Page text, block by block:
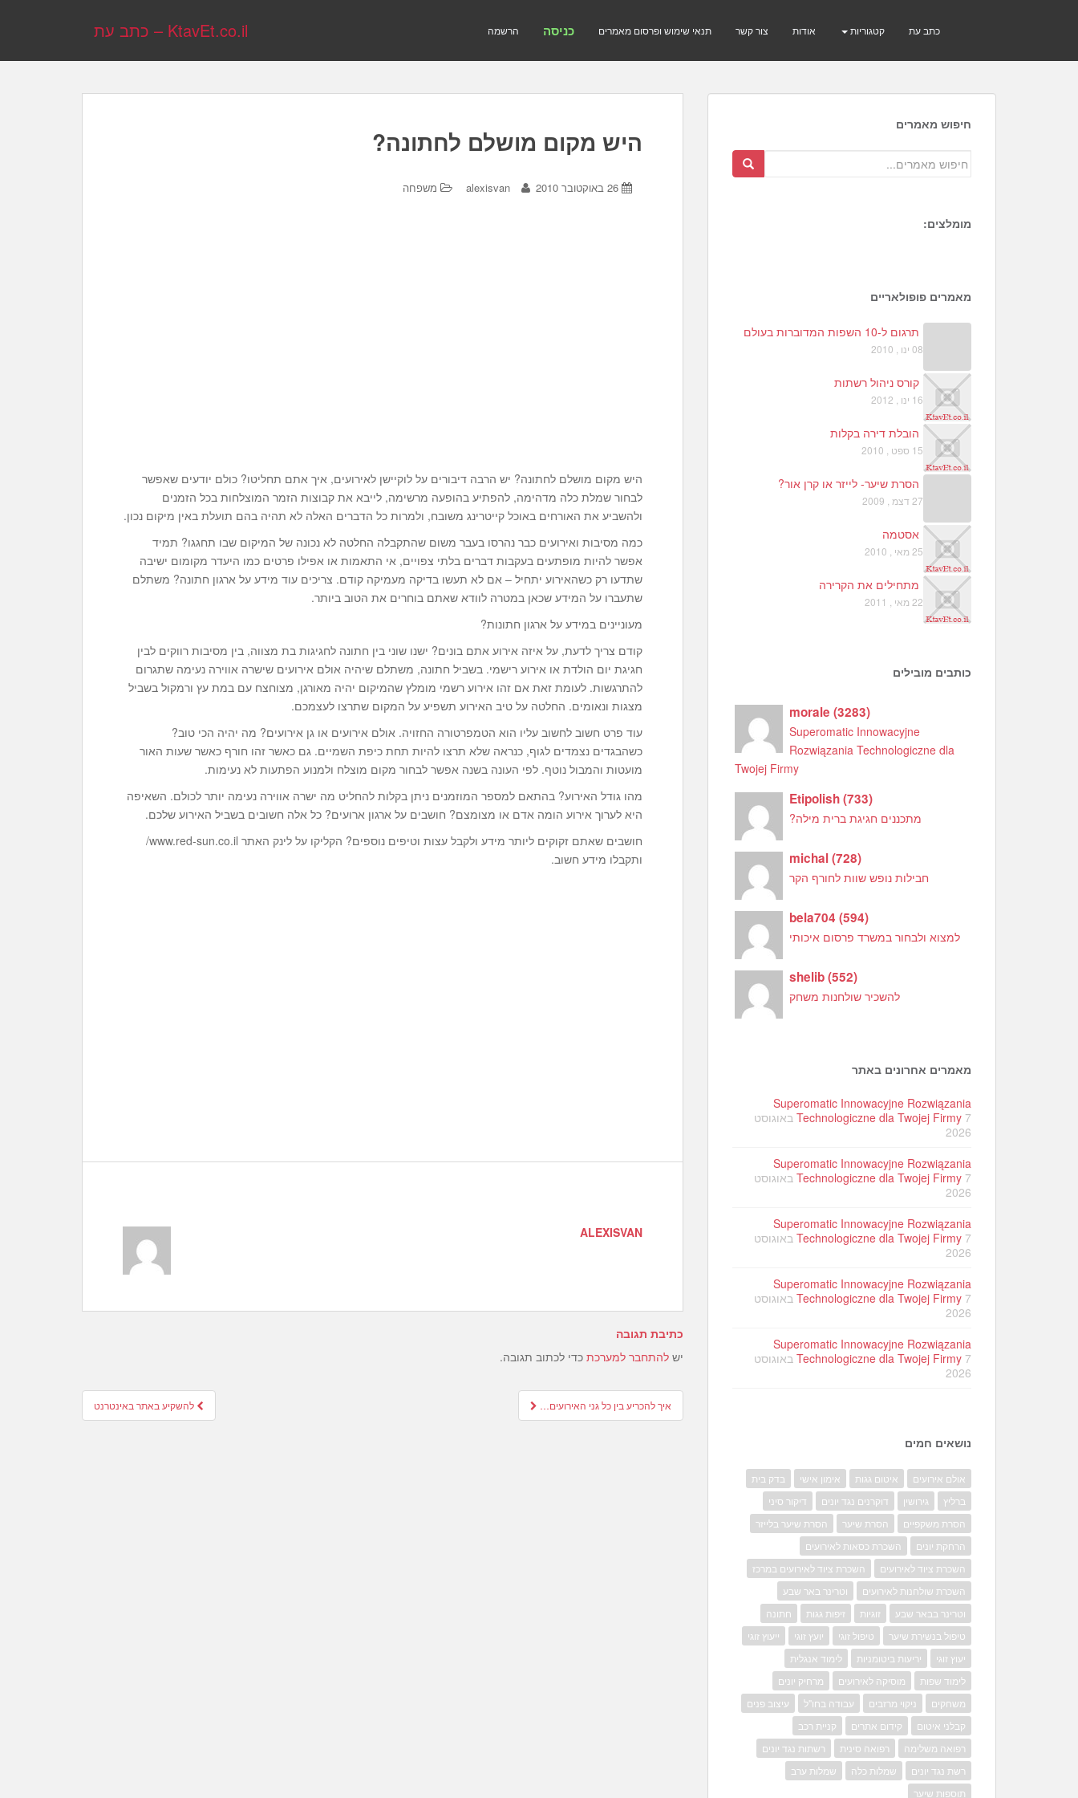
KtavEt.co.il – כתב עת הרשמה כניסה תנאי שימוש ופרסום מאמרים צור קשר אודות קטגוריות כתב עת
היש מקום מושלם לחתונה?
26 באוקטובר 2010 alexisvan משפחה
היש מקום מושלם לחתונה? יש הרבה דיבורים על לוקיישן לאירועים, איך אתם תחליטו? כולם יודעים שאפשר
לבחור שמלת כלה מדהימה, להפתיע בהופעה מרשימה, לייבא את קבוצות הזמר המוצלחות בכל הזמנים
ולהשביע את האורחים באוכל קייטרינג משובח, ולמרות כל הדברים האלה לא תהיה בהם תועלת באין מיקום נכון.
כמה מסיבות ואירועים כבר נהרסו בעבר משום שהתקבלה החלטה לא נכונה של המיקום שבו תחגגו? תמיד
אפשר להיות מופתעים בעקבות דברים בלתי צפויים, אי התאמות או אפילו פרטים כמו היעדר מקומום ישיבה
שתדעו רק כשהאירוע יתחיל – אם לא תעשו בדיקה מעמיקה קודם. צריכים עוד מידע על ארגון חתונה? משתלם
שתעברו על המידע שכאן במטרה לוודא שאתם בוחרים את הטוב ביותר.
מעוניינים במידע על ארגון חתונות?
קודם צריך לדעת, על איזה אירוע אתם בונים? ישנו שוני בין חתונה לחגיגות בת מצווה, בין מסיבות רווקים לבין
חגיגת יום הולדת או אירוע רישמי. בשביל חתונה, משתלם שיהיה אולם אירועים שישרה אווירה נעימה שתגרום
להתרגשות. לעומת זאת אם זהו אירוע רשמי מומלץ שהמיקום יהיה מאורגן, מצוחצח עם במת עץ ורמקול בשביל
מצגות ונאומים. החלטה על טיב האירוע תשפיע על המקום שתרצו לעצמכם.
עוד פרט חשוב לחשוב עליו הוא הטמפרטורה החזויה. אולם אירועים או גן אירועים? מה יהיה הכי טוב?
כשהבגדים נצמדים לגוף, כנראה שלא תרצו להיות תחת כיפת השמיים. גם כאשר זהו חורף כאשר שעות האור
מועטות והמבול נוטף. לפי העונה בשנה אפשר לבחור מקום מוצלח ולמנוע הפתעות לא נעימות.
מהו גודל האירוע? בהתאם למספר המוזמנים ניתן בקלות להחליט מה ישרה אווירה נעימה יותר לכולם. השאיפה
היא לערוך אירוע הומה אדם או מצומצם? חושבים על ארגון ארועים? כל אלה חשובים בשביל האירוע שלכם.
חושבים שאתם זקוקים ליותר מידע ולקבל עצות וטיפים נוספים? הקליקו על לינק האתר www.red-sun.co.il/
ותקבלו מידע חשוב.
ALEXISVAN
כתיבת תגובה
יש להתחבר למערכת כדי לכתוב תגובה.
Post
navigation
להשקיע באתר באינטרנט איך להכריע בין כל גני האירועים…
חיפוש מאמרים
מומלצים:
3
מאמרים פופולאריים
תרגום ל-10 השפות המדוברות בעולם
08 ינו , 2010
קורס ניהול רשתות
16 ינו , 2012
הובלת דירה בקלות
15 ספט , 2010
הסרת שיער- לייזר או קרן אור?
27 דצמ , 2009
אסטמה
25 מאי , 2010
מתחילים את הקרירה
22 מאי , 2011
כותבים מובילים
morale(3283)
Superomatic Innowacyjne
Rozwiązania Technologiczne dla
Twojej Firmy
Etipolish(733)
מתכננים חגיגת ברית מילה?
michal(728)
חבילות נופש שוות לחורף הקר
bela704(594)
למצוא ולבחור במשרד פרסום איכותי
shelib(552)
להשכיר שולחנות משחק
מאמרים אחרונים באתר
Superomatic Innowacyjne Rozwiązania
Technologiczne dla Twojej Firmy 7 באוגוסט
2026
Superomatic Innowacyjne Rozwiązania
Technologiczne dla Twojej Firmy 7 באוגוסט
2026
Superomatic Innowacyjne Rozwiązania
Technologiczne dla Twojej Firmy 7 באוגוסט
2026
Superomatic Innowacyjne Rozwiązania
Technologiczne dla Twojej Firmy 7 באוגוסט
2026
Superomatic Innowacyjne Rozwiązania
Technologiczne dla Twojej Firmy 7 באוגוסט
2026
נושאים חמים
אולם אירועים איטום גגות אימון אישי
בדק בית
ברליץ
גירושין דוקרנים נגד יונים
דיקור סיני
הסרת משקפיים
הסרת שיער
הסרת שיער בלייזר
הרחקת יונים
השכרת כסאות לאירועים
השכרת ציוד לאירועים
השכרת ציוד לאירועים במרכז
השכרת שולחנות לאירועים
וטרינר באר שבע
וטרינר בבאר שבע
זוגיות זיפות גגות
חתונה
טיפול בנשירת שיער
טיפול זוגי יועץ זוגי
ייעוץ זוגי
יעוץ זוגי
יריעות ביטומניות
לימוד אנגלית
לימוד שפות
מוסיקה לאירועים
מרחיק יונים
משחקים
ניקוי מרזבים עבודה בחו"ל
עיצוב פנים
קבלני איטום
קידום אתרים
קניית רכב
רפואה משלימה
רפואה סינית
רשתות נגד יונים
רשת נגד יונים
שמלות כלה
שמלות ערב
תוספות שיער